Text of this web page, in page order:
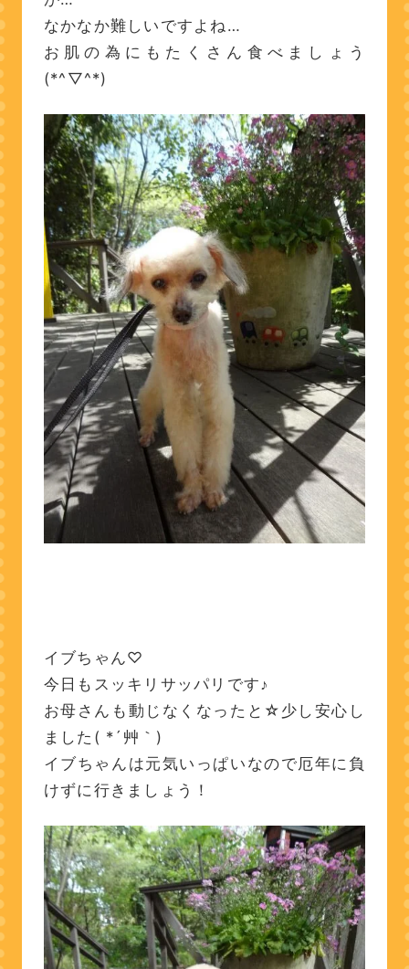
なかなか難しいですよね…
お肌の為にもたくさん食べましょう
(*^▽^*)
イブちゃん♡
今日もスッキリサッパリです♪
お母さんも動じなくなったと☆少し安心し
ました( *´艸｀)
イブちゃんは元気いっぱいなので厄年に負
けずに行きましょう！